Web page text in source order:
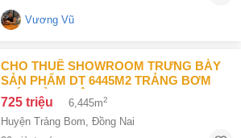
Vương Vũ
CHO THUÊ SHOWROOM TRƯNG BÀY
SẢN PHẨM DT 6445M2 TRẢNG BƠM
GIÁ CHỈ 4,5 ĐÔ
725 triệu 6,445m2
Huyện Trảng Bom, Đồng Nai